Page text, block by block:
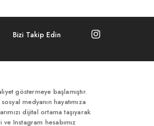
Bizi Takip Edin
göstermeye başlamıştır.
medyanın hayatımıza
dijital ortama taşıyarak
Instagram hesabımız